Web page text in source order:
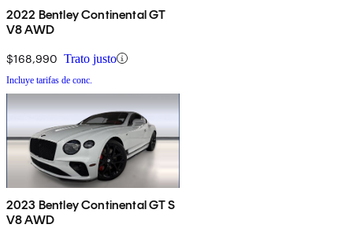
2022 Bentley Continental GT
V8 AWD
$168,990 Trato justo
Incluye tarifas de conc.
2023 Bentley Continental GT S
V8 AWD